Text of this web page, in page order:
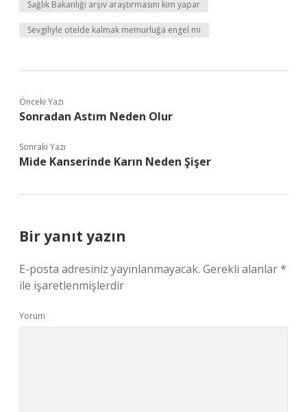
Sağlık Bakanlığı arşiv araştırmasını kim yapar
Sevgiliyle otelde kalmak memurluğa engel mi
Önceki Yazı
Sonradan Astım Neden Olur
Sonraki Yazı
Mide Kanserinde Karın Neden Şişer
Bir yanıt yazın
E-posta adresiniz yayınlanmayacak. Gerekli alanlar*
ile işaretlenmişlerdir
Yorum